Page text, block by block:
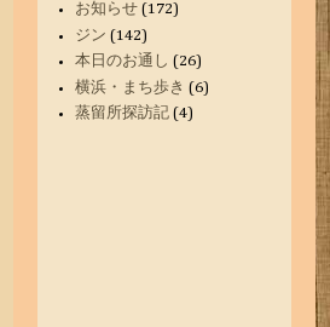
お知らせ (172)
ジン (142)
本日のお通し (26)
横浜・まち歩き (6)
蒸留所探訪記 (4)